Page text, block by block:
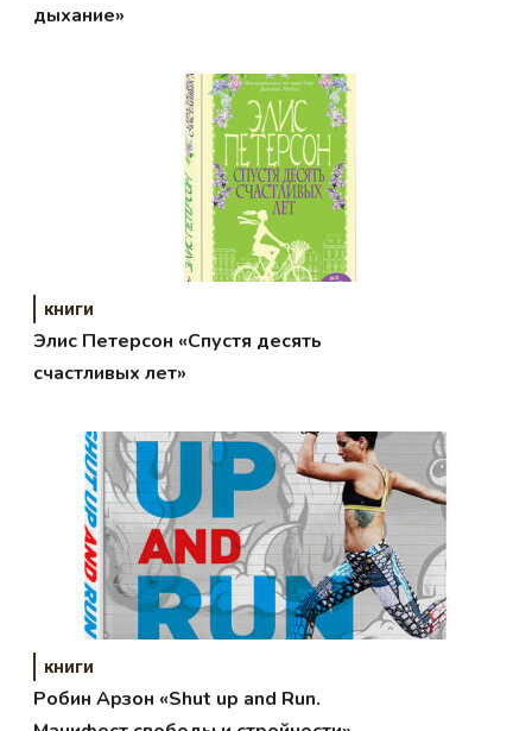
дыхание»
книги
Элис Петерсон «Спустя десять
счастливых лет»
книги
Робин Арзон «Shut up and Run.